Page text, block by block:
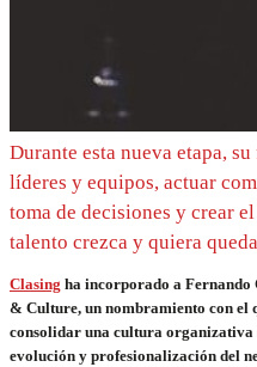
Durante esta nueva etapa,
líderes y equipos, actuar
toma de decisiones y crear
talento crezca y quiera
Clasing ha incorporado a Fernando
& Culture, un nombramiento con el
consolidar una cultura organizativa
evolución y profesionalización del